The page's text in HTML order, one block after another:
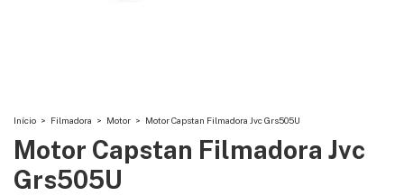
Início > Filmadora > Motor > Motor Capstan Filmadora Jvc Grs505U
Motor Capstan Filmadora Jvc
Grs505U